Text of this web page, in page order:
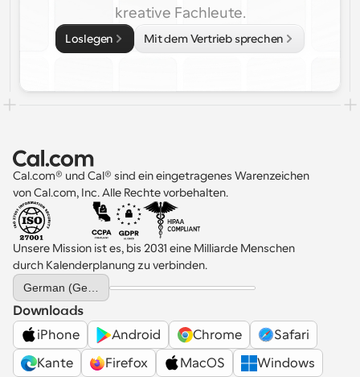
kreative Fachleute.
Loslegen Mit dem Vertrieb sprechen
Cal.com® und Cal® sind ein eingetragenes Warenzeichen
von Cal.com, Inc. Alle Rechte vorbehalten.
Unsere Mission ist es, bis 2031 eine Milliarde Menschen
durch Kalenderplanung zu verbinden.
Select Language
Downloads
iPhone
Android Chrome
Safari
Kante
Firefox MacOS
Windows